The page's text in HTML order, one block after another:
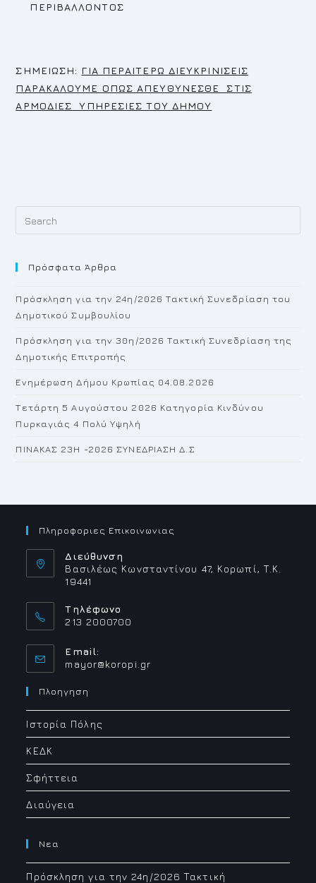
ΠΕΡΙΒΑΛΛΟΝΤΟΣ
ΣΗΜΕΙΩΣΗ: ΓΙΑ ΠΕΡΑΙΤΕΡΩ ΔΙΕΥΚΡΙΝΙΣΕΙΣ
ΠΑΡΑΚΑΛΟΥΜΕ ΟΠΩΣ ΑΠΕΥΘΥΝΕΣΘΕ ΣΤΙΣ
ΑΡΜΟΔΙΕΣ ΥΠΗΡΕΣΙΕΣ ΤΟΥ ΔΗΜΟΥ
Πρόσφατα Άρθρα
Πρόσκληση για την 24η/2026 Τακτική Συνεδρίαση του
Δημοτικού Συμβουλίου
Πρόσκληση για την 30η/2026 Τακτική Συνεδρίαση της
Δημοτικής Επιτροπής
Ενημέρωση Δήμου Κρωπίας 04.08.2026
Τετάρτη 5 Αυγούστου 2026 Κατηγορία Κινδύνου
Πυρκαγιάς 4 Πολύ Υψηλή
ΠΙΝΑΚΑΣ 23H -2026 ΣΥΝΕΔΡΙΑΣΗ Δ.Σ
Πληροφοριες Επικοινωνιας
Διεύθυνση
Βασιλέως Κωνσταντίνου 47, Κορωπί, Τ.Κ.
19441
Τηλέφωνο
213 2000700
Email:
mayor@koropi.grOpens
Πλοηγηση
Ιστορία Πόλης
ΚΕΔΚ
Σφήττεια
Διαύγεια
Νεα
Πρόσκληση για την 24η/2026 Τακτική